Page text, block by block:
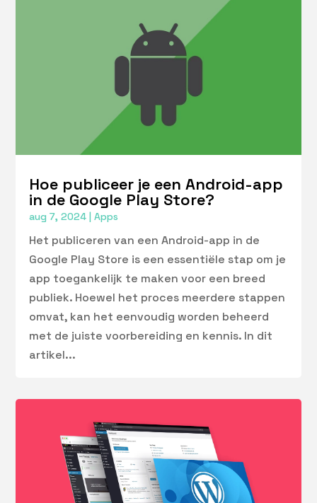
Hoe publiceer je een Android-app
in de Google Play Store?
aug 7, 2024 |Apps
Het publiceren van een Android-app in de
Google Play Store is een essentiële stap om je
app toegankelijk te maken voor een breed
publiek. Hoewel het proces meerdere stappen
omvat, kan het eenvoudig worden beheerd
met de juiste voorbereiding en kennis. In dit
artikel...